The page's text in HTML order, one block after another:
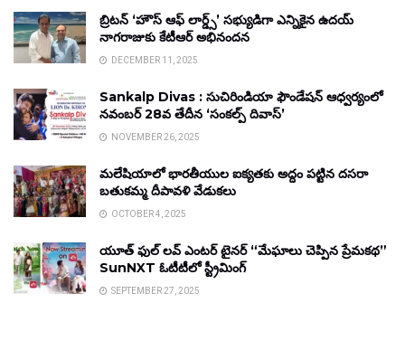
బ్రిటన్ ‘హౌస్ ఆఫ్ లార్డ్స్’ సభ్యుడిగా ఎన్నికైన ఉదయ్
నాగరాజుకు కేటీఆర్ అభినందన
DECEMBER 11, 2025
Sankalp Divas : సుచిరిండియా ఫౌండేషన్ ఆధ్వర్యంలో
నవంబర్ 28వ తేదీన ‘సంకల్ప్ దివాస్’
NOVEMBER 26, 2025
మలేషియాలో భారతీయుల ఐక్యతకు అద్దం పట్టిన దసరా
బతుకమ్మ దీపావళి వేడుకలు
OCTOBER 4, 2025
యూత్ ఫుల్ లవ్ ఎంటర్ టైనర్ “మేఘాలు చెప్పిన ప్రేమకథ”
SunNXT ఓటీటీలో స్ట్రీమింగ్
SEPTEMBER 27, 2025